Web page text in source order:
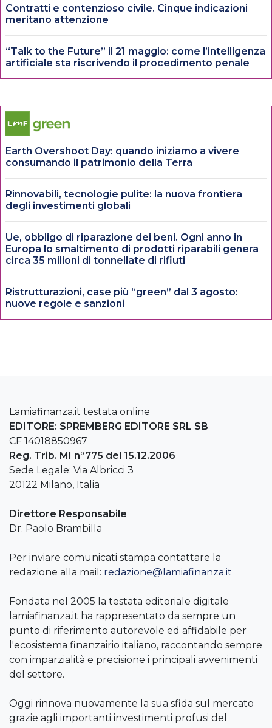
Contratti e contenzioso civile. Cinque indicazioni
meritano attenzione
“Talk to the Future” il 21 maggio: come l’intelligenza
artificiale sta riscrivendo il procedimento penale
Earth Overshoot Day: quando iniziamo a vivere
consumando il patrimonio della Terra
Rinnovabili, tecnologie pulite: la nuova frontiera
degli investimenti globali
Ue, obbligo di riparazione dei beni. Ogni anno in
Europa lo smaltimento di prodotti riparabili genera
circa 35 milioni di tonnellate di rifiuti
Ristrutturazioni, case più “green” dal 3 agosto:
nuove regole e sanzioni
Lamiafinanza.it testata online
EDITORE: SPREMBERG EDITORE SRL SB
CF 14018850967
Reg. Trib. MI n°775 del 15.12.2006
Sede Legale: Via Albricci 3
20122 Milano, Italia
Direttore Responsabile
Dr. Paolo Brambilla
Per inviare comunicati stampa contattare la
redazione alla mail: redazione@lamiafinanza.it
Fondata nel 2005 la testata editoriale digitale
lamiafinanza.it ha rappresentato da sempre un
punto di riferimento autorevole ed affidabile per
l'ecosistema finanzairio italiano, raccontando sempre
con imparzialità e precisione i principali avvenimenti
del settore.
Oggi rinnova nuovamente la sua sfida sul mercato
grazie agli importanti investimenti profusi del